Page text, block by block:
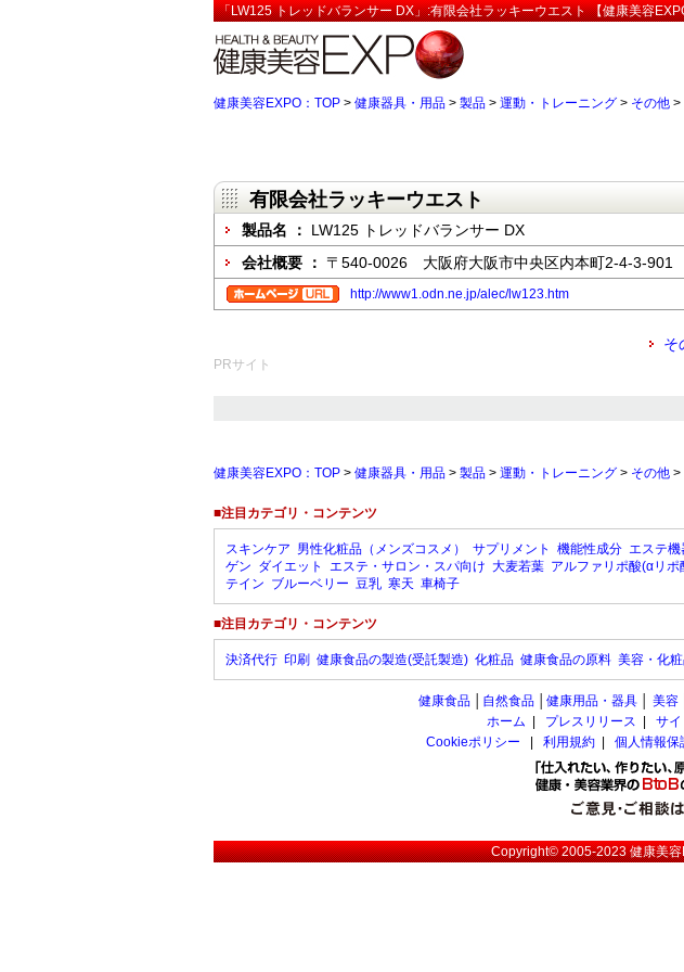
「LW125 トレッドバランサー DX」:有限会社ラッキーウエスト 【健康美容
健康美容EXPO：TOP > 健康器具・用品 > 製品 > 運動・トレーニング > その他 >
有限会社ラッキーウエスト
製品名 ： LW125 トレッドバランサー DX
会社概要 ： 〒540-0026 大阪府大阪市中央区内本町2-4-3-901
http://www1.odn.ne.jp/alec/lw123.htm
そ
PRサイト
健康美容EXPO：TOP > 健康器具・用品 > 製品 > 運動・トレーニング > その他 >
■注目カテゴリ・コンテンツ
スキンケア 男性化粧品（メンズコスメ） サプリメント 機能性成分 エステ機
ゲン ダイエット エステ・サロン・スパ向け 大麦若葉 アルファリポ酸(αリポ
テイン ブルーベリー 豆乳 寒天 車椅子
■注目カテゴリ・コンテンツ
決済代行 印刷 健康食品の製造(受託製造) 化粧品 健康食品の原料 美容・化
健康食品 自然食品 健康用品・器具 美容
ホーム
プレスリリース サ
Cookieポリシー
利用規約 個人情報保
Copyright© 2005-2023健康美容